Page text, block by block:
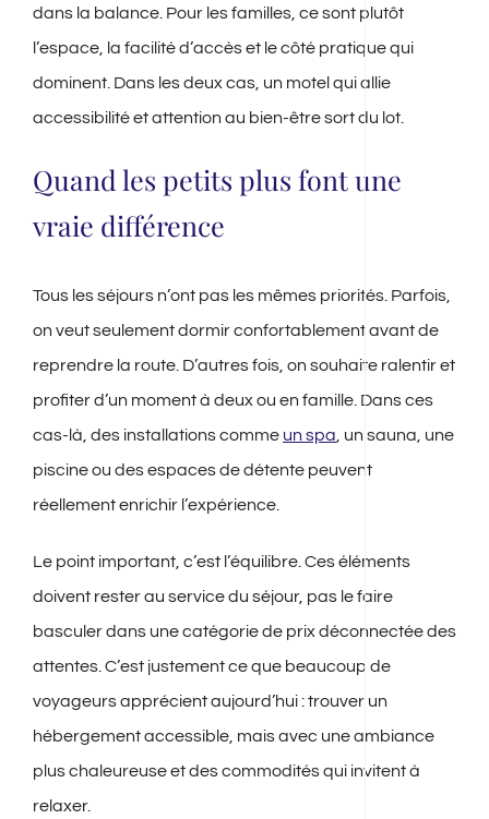
dans la balance. Pour les familles, ce sont plutôt
l’espace, la facilité d’accès et le côté pratique qui
dominent. Dans les deux cas, un motel qui allie
accessibilité et attention au bien-être sort du lot.
Quand les petits plus font une
vraie différence
Tous les séjours n’ont pas les mêmes priorités. Parfois,
on veut seulement dormir confortablement avant de
reprendre la route. D’autres fois, on souhaite ralentir et
profiter d’un moment à deux ou en famille. Dans ces
cas-là, des installations comme un spa , un sauna, une
piscine ou des espaces de détente peuvent
réellement enrichir l’expérience.
Le point important, c’est l’équilibre. Ces éléments
doivent rester au service du séjour, pas le faire
basculer dans une catégorie de prix déconnectée des
attentes. C’est justement ce que beaucoup de
voyageurs apprécient aujourd’hui : trouver un
hébergement accessible, mais avec une ambiance
plus chaleureuse et des commodités qui invitent à
relaxer.